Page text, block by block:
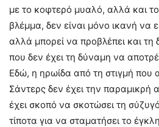
με το κοφτερό μυαλό, αλλά και
βλέμμα, δεν είναι μόνο ικανή να
αλλά μπορεί να προβλέπει και
που δεν έχει τη δύναμη να
Εδώ, η ηρωίδα από τη στιγμή που
Σάντερς δεν έχει την παραμικρή
έχει σκοπό να σκοτώσει τη
τίποτα για να σταματήσει το